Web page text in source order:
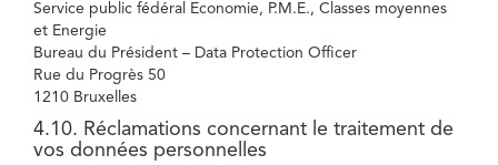
Service public fédéral Economie, P.M.E., Classes moyennes
et Energie
Bureau du Président – Data Protection Officer
Rue du Progrès 50
1210 Bruxelles
4.10. Réclamations concernant le traitement de
vos données personnelles